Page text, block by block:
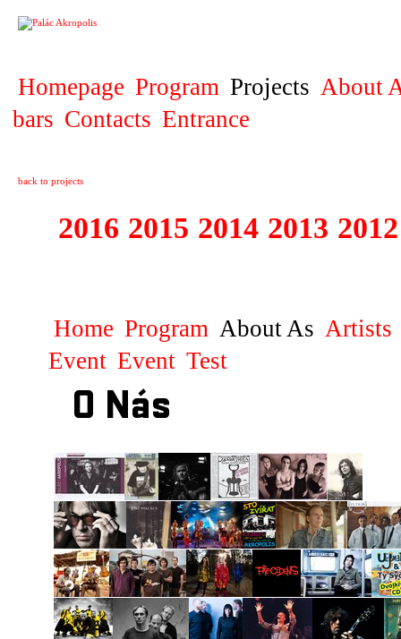
Homepage Program Projects About
bars Contacts Entrance
back to projects
2016 2015 2014 2013 2012
Home Program About As Artists
Event Event Test
O Nás